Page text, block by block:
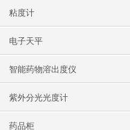
粘度计
电子天平
智能药物溶出度仪
紫外分光光度计
药品柜